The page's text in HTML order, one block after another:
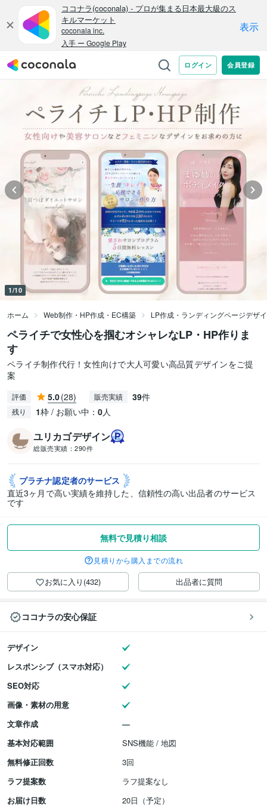
1/10
ホーム Web制作・HP作成・EC構築 LP作成・ランディングページデザ
ペライチで女性心を掴むオシャレなLP・HP作りま
す
ペライチ制作代行！女性向けで大人可愛い高品質デザインをご提
案
評価 5.0(28) 販売実績 39件
残り 1枠 / お願い中： 0人
ユリカゴデザイン
総販売実績： 290件
プラチナ認定者のサービス
直近3ヶ月で高い実績を維持した、信頼性の高い出品者のサービス
です
無料で見積り相談
見積りから購入までの流れ
お気に入り(432) 出品者に質問
ココナラの安心保証
デザイン
レスポンシブ（スマホ対応）
SEO対応
画像・素材の用意
文章作成
基本対応範囲
SNS機能 / 地図
無料修正回数
3回
ラフ提案数
ラフ提案なし
お届け日数
20日（予定）